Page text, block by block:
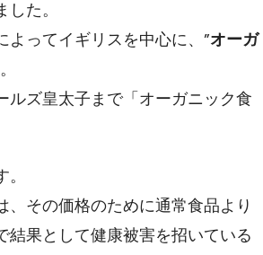
した。
よってイギリスを中心に、”オーガ
ルズ皇太子まで「オーガニック食
その価格のために通常食品より
結果として健康被害を招いている